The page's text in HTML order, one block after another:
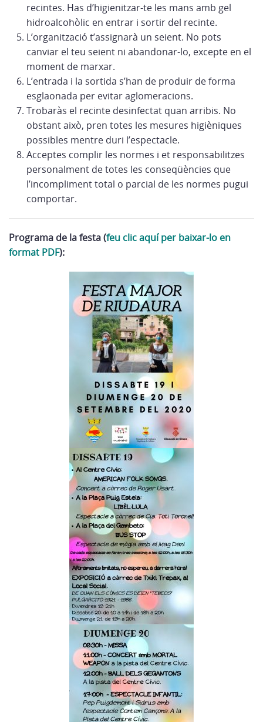
recintes. Has d’higienitzar-te les mans amb gel
hidroalcohòlic en entrar i sortir del recinte.
L’organització t’assignarà un seient. No pots
canviar el teu seient ni abandonar-lo, excepte en el
moment de marxar.
L’entrada i la sortida s’han de produir de forma
esglaonada per evitar aglomeracions.
Trobaràs el recinte desinfectat quan arribis. No
obstant això, pren totes les mesures higièniques
possibles mentre duri l’espectacle.
Acceptes complir les normes i et responsabilitzes
personalment de totes les conseqüències que
l’incompliment total o parcial de les normes pugui
comportar.
Programa de la festa (feu clic aquí per baixar-lo en
format PDF):